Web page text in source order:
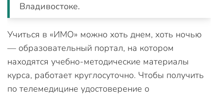
Владивостоке.
Учиться в «ИМО» можно хоть днем, хоть ночью
— образовательный портал, на котором
находятся учебно-методические материалы
курса, работает круглосуточно. Чтобы получить
по телемедицине удостоверение о